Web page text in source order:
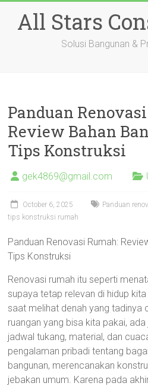
contentAll Stars
Solusi Bangunan &
Panduan
Review Bahan
Tips Konstruksi
gek4869@gmail.com
October 6, 2025
Panduan
tips konstruksi rumah
Panduan Renovasi Rumah:
Tips Konstruksi
Renovasi rumah itu seperti
supaya tetap relevan di hidup
saat melihat denah yang tadinya
ruangan yang bisa kita pakai,
jadwal tukang, material, dan
pengalaman pribadi tentang
bangunan, merencanakan
jebakan umum. Karena pada